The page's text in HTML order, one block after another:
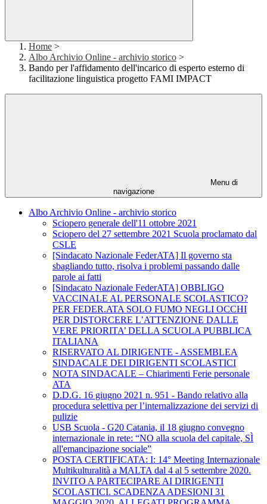
Home >
Albo Archivio Online - archivio storico >
Bando per l'affidamento dell'incarico di esperto esterno di
facilitazione linguistica progetto FAMI IMPACT
Menu di
navigazione
Albo Archivio Online - archivio storico
Sciopero generale dell'11 ottobre 2021
Sciopero del 27 settembre 2021 Scuola proclamato dal
CSLE
[Sindacato Nazionale FederATA] Il governo sta
sbagliando tutto, risolva i problemi passando dalle
parole ai fatti
[Sindacato Nazionale FederATA] OBBLIGO
VACCINALE AL PERSONALE SCOLASTICO?
PER FEDER.ATA SOLO FUMO NEGLI OCCHI
PER DISTORCERE L’ATTENZIONE DALLE
VERE PRIORITA’ DELLA SCUOLA PUBBLICA
ITALIANA
RISERVATO AL DIRIGENTE - ASSEMBLEA
SINDACALE DEI DIRIGENTI SCOLASTICI
NOTA SINDACALE – Chiarimenti Ferie personale
ATA
D.D.G. 16 giugno 2021 n. 951 - Bando relativo alla
procedura selettiva per l’internalizzazione dei servizi di
pulizie
USB Scuola - G20 Catania, il 18 giugno convegno
internazionale in rete: “NO alla scuola del capitale, SÌ
all'emancipazione sociale”
POSTA CERTIFICATA: I: 14° Meeting Internazionale
Multikulturalità a MALTA dal 4 al 5 settembre 2020.
INVITO A PARTECIPARE AI DIRIGENTI
SCOLASTICI. SCADENZA ADESIONI 31